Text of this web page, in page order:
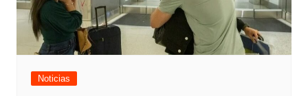
Noticias